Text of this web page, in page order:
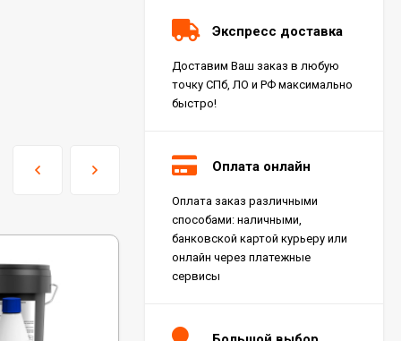
Экспресс доставка
Доставим Ваш заказ в любую
точку СПб, ЛО и РФ максимально
быстро!
Оплата онлайн
Оплата заказ различными
способами: наличными,
банковской картой курьеру или
онлайн через платежные
сервисы
Керамогранит Italon
Charme Extra Silver Ret
60x120, 610010001196
Charme Evo Imperiale